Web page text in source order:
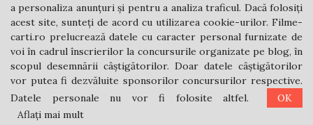
Contact us:jovi@filme-carti.ro
a personaliza anunțuri și pentru a analiza traficul. Dacă folosiți
acest site, sunteți de acord cu utilizarea cookie-urilor. Filme-
carti.ro prelucrează datele cu caracter personal furnizate de
voi în cadrul înscrierilor la concursurile organizate pe blog, în
scopul desemnării câștigătorilor. Doar datele câștigătorilor
vor putea fi dezvăluite sponsorilor concursurilor respective.
Datele personale nu vor fi folosite altfel.
OK
Aflați mai mult